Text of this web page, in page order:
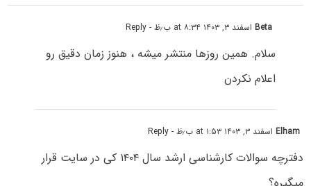
Betaاسفند ۳, ۱۴۰۳ at ۸:۳۴ ب٫ظ - Reply
سلام. همین روزها منتشر میشه ، هنوز زمان دقیق رو
اعلام نکردن
Elhamاسفند ۳, ۱۴۰۳ at ۱:۵۳ ب٫ظ - Reply
دفترچه سوالات کارشناسی ارشد سال ۱۴۰۴ کی در سایت قرار